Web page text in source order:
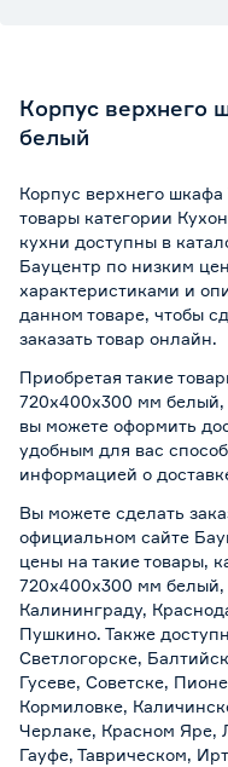
Корпус верхнего
белый
Корпус верхнего
товары категории
кухни доступны в
Бауцентр по низким
характеристиками и
данном товаре, чтобы
заказать товар онлайн.
Приобретая такие
720х400х300 мм белый,
вы можете оформить
удобным для вас
информацией о
Вы можете сделать
официальном сайте
цены на такие товары,
720х400х300 мм белый,
Калининграду,
Пушкино. Также
Светлогорске,
Гусеве, Советске,
Кормиловке,
Черлаке, Красном Яре,
Гауфе, Таврическом,